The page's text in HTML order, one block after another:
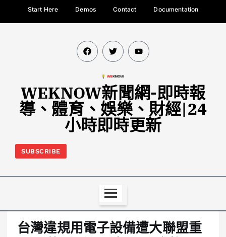
Start Here Demos Contact Documentation
WEKNOW新聞網-即時報
導、體育、娛樂、財經|24
小時即時更新
SUBSCRIBE
台灣違規用電子設備遭大聯盟重